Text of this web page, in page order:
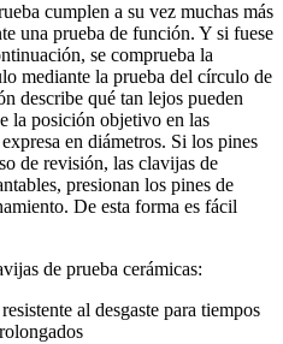
cumplen a su vez muchas más
una prueba de función. Y si fuese
se comprueba la
mediante la prueba del círculo de
describe qué tan lejos pueden
la posición objetivo en las
en diámetros. Si los pines
de revisión, las clavijas de
presionan los pines de
De esta forma es fácil
de prueba cerámicas:
al desgaste para tiempos